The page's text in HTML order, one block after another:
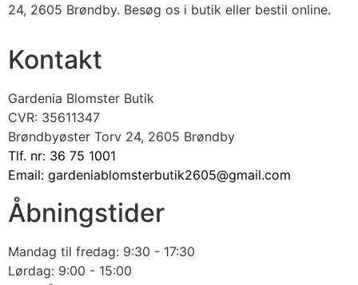
24, 2605 Brøndby. Besøg os i butik eller bestil online.
Kontakt
Gardenia Blomster Butik
CVR: 35611347
Brøndbyøster Torv 24, 2605 Brøndby
Tlf. nr: 36 75 1001
Email: gardeniablomsterbutik2605@gmail.com
Åbningstider
Mandag til fredag: 9:30 - 17:30
Lørdag: 9:00 - 15:00